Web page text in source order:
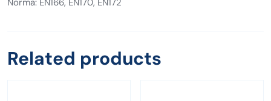
Related products